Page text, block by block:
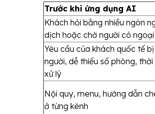
Trước khi ứng dụng AI
Khách hỏi bằng nhiều ngôn
dịch hoặc chờ người có
Yêu cầu của khách quốc tế
người, dễ thiếu số phòng,
xử lý
Nội quy, menu, hướng dẫn
ở từng kênh